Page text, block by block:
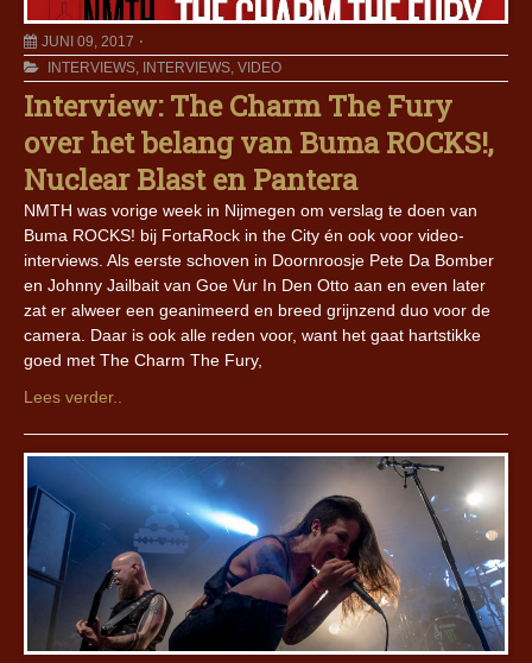
JUNI 09, 2017
INTERVIEWS, INTERVIEWS, VIDEO
Interview: The Charm The Fury
over het belang van Buma ROCKS!,
Nuclear Blast en Pantera
NMTH was vorige week in Nijmegen om verslag te doen van
Buma ROCKS! bij FortaRock in the City én ook voor video-
interviews. Als eerste schoven in Doornroosje Pete Da Bomber
en Johnny Jailbait van Goe Vur In Den Otto aan en even later
zat er alweer een geanimeerd en breed grijnzend duo voor de
camera. Daar is ook alle reden voor, want het gaat hartstikke
goed met The Charm The Fury,
Lees verder..